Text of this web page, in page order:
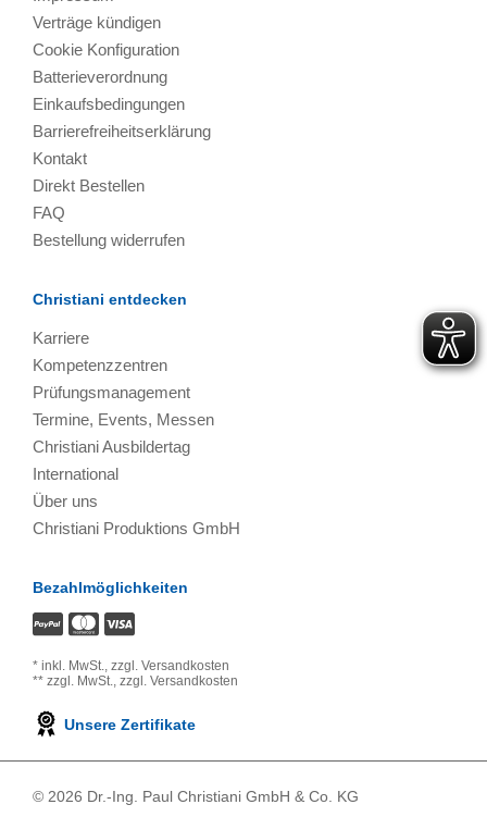
Verträge kündigen
Cookie Konfiguration
Batterieverordnung
Einkaufsbedingungen
Barrierefreiheitserklärung
Kontakt
Direkt Bestellen
FAQ
Bestellung widerrufen
Christiani entdecken
Karriere
Kompetenzzentren
Prüfungsmanagement
Termine, Events, Messen
Christiani Ausbildertag
International
Über uns
Christiani Produktions GmbH
Bezahlmöglichkeiten
* inkl. MwSt., zzgl. Versandkosten
** zzgl. MwSt., zzgl. Versandkosten
Unsere Zertifikate
© 2026 Dr.-Ing. Paul Christiani GmbH & Co. KG